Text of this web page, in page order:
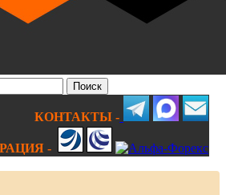
КОНТАКТЫ -
-